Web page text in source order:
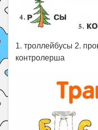
1. троллейбусы 2.
контролерша